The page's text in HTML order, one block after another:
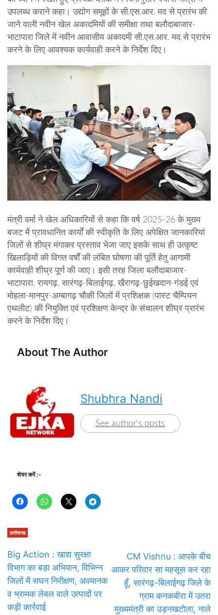
उपलब्ध कराने कहा। उद्योग समूहों के सी.एस.आर. मद से प्रारंभ की
जाने वाली नवीन खेल अकादमियों की समीक्षा तथा बलौदाबाजार-
भाटापारा जिले में नवीन आवासीय अकादमी सी.एस.आर. मद से प्रारंभ
करने के लिए आवश्यक कार्यवाही करने के निर्देश दिए।
मंत्री वर्मा ने खेल अधिकारियों से कहा कि वर्ष 2025-26 के मुख्य
बजट में प्रावधानित कार्यों की स्वीकृति के लिए अपेक्षित जानकारियां
जिलों से शीघ्र मंगाकर प्रस्ताव भेजा जाए इसके साथ ही उत्कृष्ट
खिलाड़ियों की विगत वर्षों की लंबित घोषणा की पूर्ति हेतु आगामी
कार्यवाही शीघ्र पूर्ण की जाए। इसी तरह जिला बलौदाबाजार-
भाटापारा, रायगढ़, सारंगढ़-बिलाईगढ़, खैरागढ़-छुईखदान-गंडई एवं
मोहला-मानपुर-अम्बागढ़ चौकी जिलों में प्रशिक्षक (पास्ट चैम्पियन
एथलीट) की नियुक्ति एवं प्रशिक्षण केन्द्र के संचालन शीघ्र प्रारंभ
करने के निर्देश दिए।
About The Author
Shubhra Nandi
See author's posts
शेयर करें :-
छत्तीसगढ
Big Action : खाद्य सुरक्षा
विभाग का बड़ा अभियान, विभिन्न
जिलों में सघन निरीक्षण, अवमानक
व भ्रामक लेबल वाले उत्पादों पर
कड़ी कार्रवाई
CM Vishnu : आपके बीच
आकर परिवार सा महसूस कर रहा
हूँ, सारंगढ़-बिलाईगढ़ जिले के
ग्राम कनकबीरा में उतरा
मुख्यमंत्री का उड़नखटोला, नाले